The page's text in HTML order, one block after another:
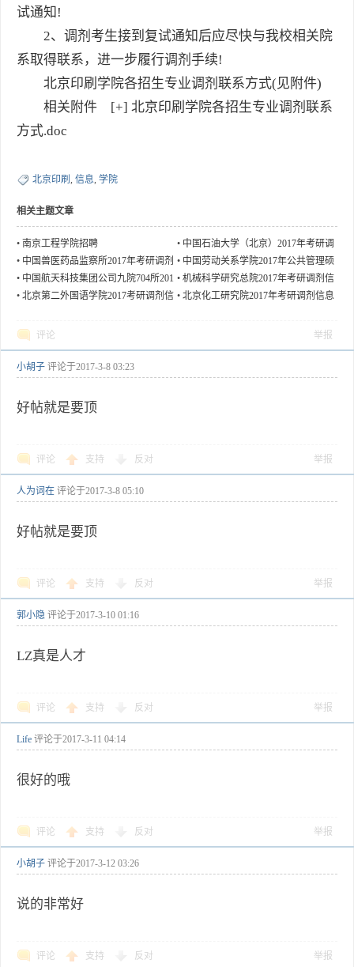
试通知!
2、调剂考生接到复试通知后应尽快与我校相关院
系取得联系，进一步履行调剂手续!
北京印刷学院各招生专业调剂联系方式(见附件)
相关附件 [+] 北京印刷学院各招生专业调剂联系
方式.doc
北京印刷 , 信息, 学院
相关主题文章
• 南京工程学院招聘 • 中国石油大学（北京）2017年考研调
剂信息
• 中国兽医药品监察所2017年考研调剂
信息
• 中国劳动关系学院2017年公共管理硕
士研究生调剂信息
• 中国航天科技集团公司九院704所201
7年研究生招生调剂信息
• 机械科学研究总院2017年考研调剂信
息
• 北京第二外国语学院2017考研调剂信 • 北京化工研究院2017年考研调剂信息
评论 举报
小胡子 评论于2017-3-8 03:23
好帖就是要顶
评论 支持 反对 举报
人为词在 评论于2017-3-8 05:10
好帖就是要顶
评论 支持 反对 举报
郭小隐 评论于2017-3-10 01:16
LZ真是人才
评论 支持 反对 举报
Life 评论于2017-3-11 04:14
很好的哦
评论 支持 反对 举报
小胡子 评论于2017-3-12 03:26
说的非常好
评论 支持 反对 举报